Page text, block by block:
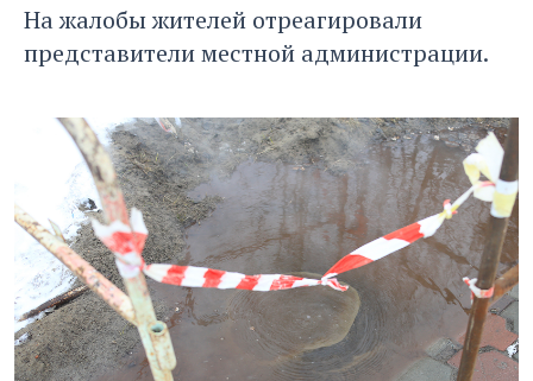
На жалобы жителей отреагировали
представители местной администрации.